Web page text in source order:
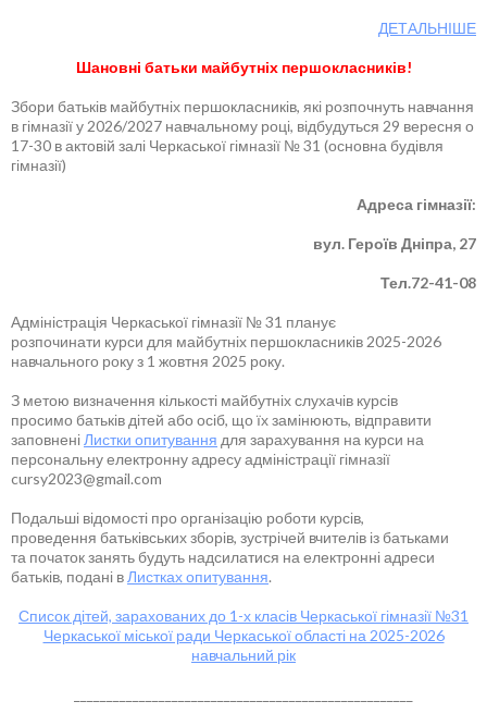
ДЕТАЛЬНІШЕ
Шановні батьки майбутніх першокласників!
Збори батьків майбутніх першокласників, які розпочнуть навчання
в гімназії у 2026/2027 навчальному році, відбудуться 29 вересня о
17-30 в актовій залі Черкаської гімназії № 31 (основна будівля
гімназії)
Адреса гімназії:
вул. Героїв Дніпра, 27
Тел.72-41-08
Адміністрація Черкаської гімназії № 31 планує
розпочинати курси для майбутніх першокласників 2025-2026
навчального року з 1 жовтня 2025 року.
З метою визначення кількості майбутніх слухачів курсів
просимо батьків дітей або осіб, що їх замінюють, відправити
заповнені Листки опитування для зарахування на курси на
персональну електронну адресу адміністрації гімназії
cursy2023@gmail.com
Подальші відомості про організацію роботи курсів,
проведення батьківських зборів, зустрічей вчителів із батьками
та початок занять будуть надсилатися на електронні адреси
батьків, подані в Листках опитування.
Список дітей, зарахованих до 1-х класів Черкаської гімназії №31
Черкаської міської ради Черкаської області на 2025-2026
навчальний рік